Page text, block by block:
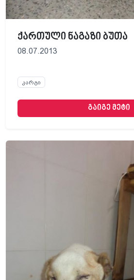
ქართული ნაგაზი ბუთა
08.07.2013
კარგი
გაიგე მეტი